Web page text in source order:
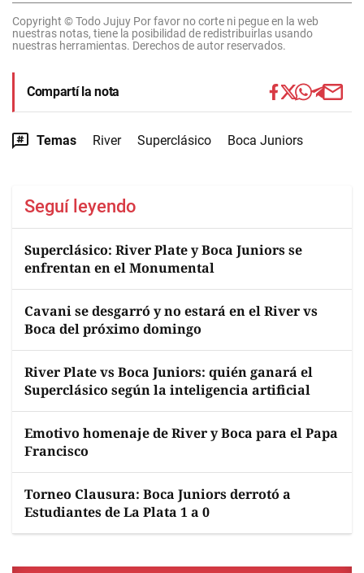
Copyright © Todo Jujuy Por favor no corte ni pegue en la web
nuestras notas, tiene la posibilidad de redistribuirlas usando
nuestras herramientas. Derechos de autor reservados.
Compartí la nota
Temas River Superclásico Boca Juniors
Seguí leyendo
Superclásico: River Plate y Boca Juniors se
enfrentan en el Monumental
Cavani se desgarró y no estará en el River vs
Boca del próximo domingo
River Plate vs Boca Juniors: quién ganará el
Superclásico según la inteligencia artificial
Emotivo homenaje de River y Boca para el Papa
Francisco
Torneo Clausura: Boca Juniors derrotó a
Estudiantes de La Plata 1 a 0